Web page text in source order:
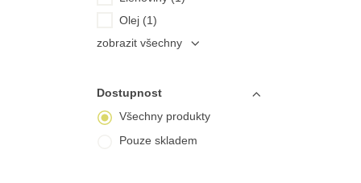
Olej (1)
zobrazit všechny
Dostupnost
Všechny produkty
Pouze skladem